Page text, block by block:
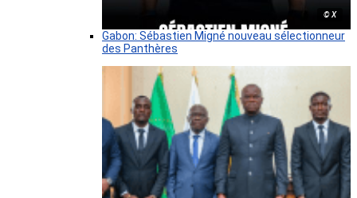
© X
Gabon: Sébastien Migné nouveau sélectionneur
des Panthères